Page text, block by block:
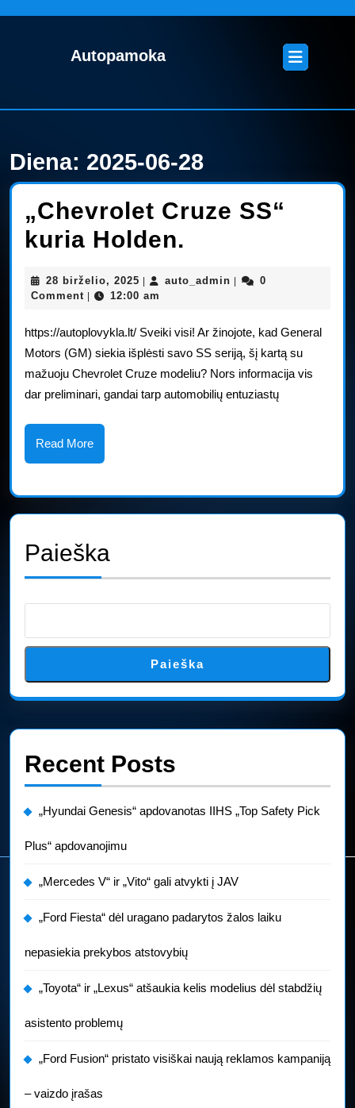
Autopamoka
Open
Button
Diena: 2025-06-28
„Chevrolet Cruze SS“
kuria Holden.
kuria
Holden.
28 birželio, 2025 28
birželio,
auto_admin auto_admin
0
Comment
12:00 am
https://autoplovykla.lt/ Sveiki visi! Ar žinojote, kad General
Motors (GM) siekia išplėsti savo SS seriją, šį kartą su
mažuoju Chevrolet Cruze modeliu? Nors informacija vis
dar preliminari, gandai tarp automobilių entuziastų
Read MoreRead
More
Paieška
Paieška
Recent Posts
„Hyundai Genesis“ apdovanotas IIHS „Top Safety Pick
Plus“ apdovanojimu
„Mercedes V“ ir „Vito“ gali atvykti į JAV
„Ford Fiesta“ dėl uragano padarytos žalos laiku
nepasiekia prekybos atstovybių
„Toyota“ ir „Lexus“ atšaukia kelis modelius dėl stabdžių
asistento problemų
„Ford Fusion“ pristato visiškai naują reklamos kampaniją
– vaizdo įrašas